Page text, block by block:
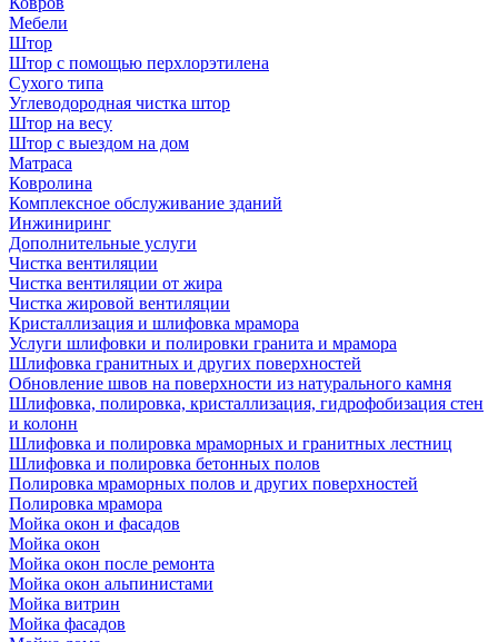
Мебели
Штор
Штор с помощью перхлорэтилена
Сухого типа
Углеводородная чистка штор
Штор на весу
Штор с выездом на дом
Матраса
Ковролина
Комплексное обслуживание зданий
Инжиниринг
Дополнительные услуги
Чистка вентиляции
Чистка вентиляции от жира
Чистка жировой вентиляции
Кристаллизация и шлифовка мрамора
Услуги шлифовки и полировки гранита и мрамора
Шлифовка гранитных и других поверхностей
Обновление швов на поверхности из натурального камня
Шлифовка, полировка, кристаллизация, гидрофобизация стен
и колонн
Шлифовка и полировка мраморных и гранитных лестниц
Шлифовка и полировка бетонных полов
Полировка мраморных полов и других поверхностей
Полировка мрамора
Мойка окон и фасадов
Мойка окон
Мойка окон после ремонта
Мойка окон альпинистами
Мойка витрин
Мойка фасадов